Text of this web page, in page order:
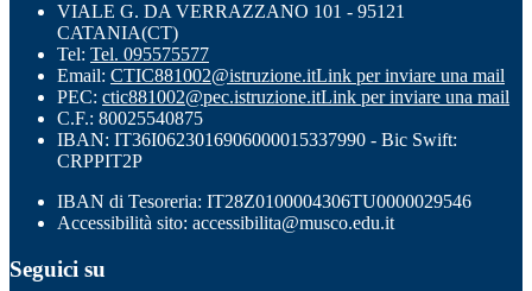
VIALE G. DA VERRAZZANO 101 - 95121
CATANIA(CT)
Tel: Tel. 095575577
Email: CTIC881002@istruzione.itLink per inviare una mail
PEC: ctic881002@pec.istruzione.itLink per inviare una mail
C.F.: 80025540875
IBAN: IT36I0623016906000015337990 - Bic Swift:
CRPPIT2P
IBAN di Tesoreria: IT28Z0100004306TU0000029546
Accessibilità sito: accessibilita@musco.edu.it
Seguici su